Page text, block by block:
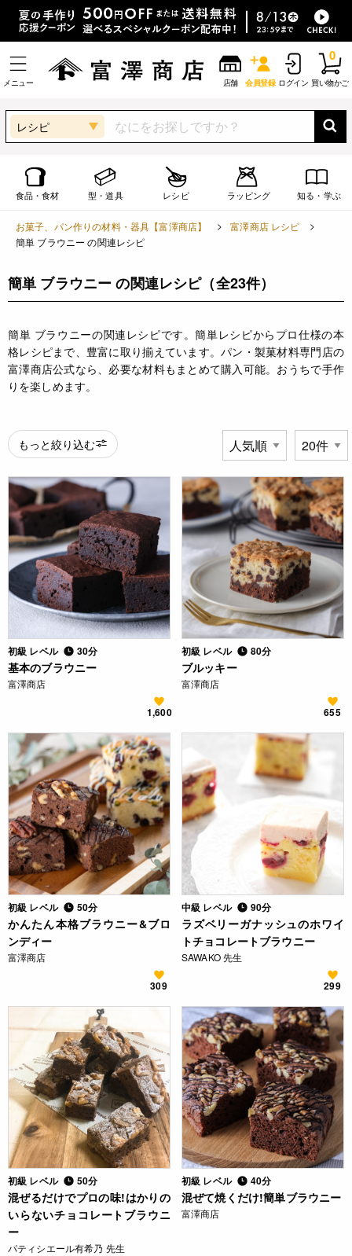
メニュー 店舗 会員登録 ログイン 買い物かご
0
レシピ
食品・食材 型・道具 レシピ ラッピング 知る・学ぶ
お菓子、パン作りの材料・器具【富澤商店】
富澤商店 レシピ
簡単 ブラウニー の関連レシピ
簡単 ブラウニー の関連レシピ（全23件）
簡単 ブラウニーの関連レシピです。簡単レシピからプロ仕様の本
格レシピまで、豊富に取り揃えています。パン・製菓材料専門店の
富澤商店公式なら、必要な材料もまとめて購入可能。おうちで手作
りを楽しめます。
もっと絞り込む
初級 レベル 30分
基本のブラウニー
富澤商店
1,600
初級 レベル 80分
ブルッキー
富澤商店
655
初級 レベル 50分
かんたん本格ブラウニー&ブロ
ンディー
富澤商店
309
中級 レベル 90分
ラズベリーガナッシュのホワイ
トチョコレートブラウニー
SAWAKO 先生
299
初級 レベル 50分
混ぜるだけでプロの味!はかりの
いらないチョコレートブラウニ
ー
パティシエール有希乃 先生
初級 レベル 40分
混ぜて焼くだけ!簡単ブラウニー
富澤商店